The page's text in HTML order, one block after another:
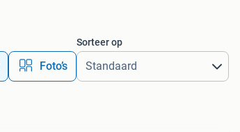
Foto’s
Sorteer op